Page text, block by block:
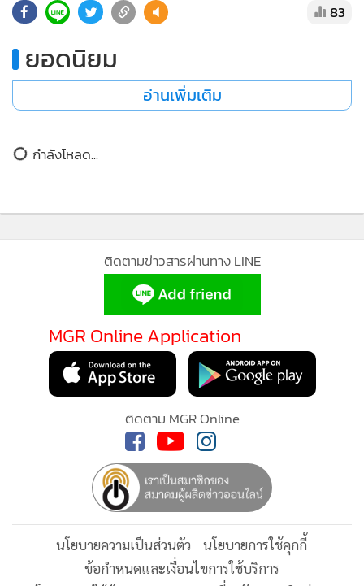
คาร์ด จำกัด กล่าวว่า “ปัจจุบัน ภูเก็ตไม่ได้เป็นเพียงเมืองตาก
การท่องเที่ยวทางทะเล (Maritime Hub) และ Strategic Luxury
นานาชาติแห่งประเทศไทย 2569’ ในครั้งนี้ จึงนับเป็นโอกาสใน
การสื่อสารประชาสัมพันธ์ และการขยายฐานลูกค้ากลุ่ม Ultra
High Net Worth Individuals (UHNWIs) กลุ่มนักธุรกิจและนัก
ลงทุน ตลอดจนเจ้าของซูเปอร์ยอชต์ และผู้ที่หลงใหลในไลฟ์สไตล์
ทางทะเล ซึ่งล้วนเป็นกลุ่มนักท่องเที่ยวคุณภาพที่มีกำลังซื้อสูง “
โดยจุดเป้าหมายหลักที่ต้องการสื่อสาร คือกลุ่มลูกค้าที่มองหา
บ้านหลังที่สองในเมืองชายทะเลระดับโลก รวมถึงผู้ที่มีความ
ประสงค์พำนักระยะยาวในประเทศไทย โดยเฉพาะจังหวัดภูเก็ตที่
มีศักยภาพครอบคลุมทุกมิติ มี Sea Sand Sun อันเป็นจุดเด่น
ดึงดูดชาวต่างชาติเป็นจำนวนมากในแต่ละปี
การมีส่วนร่วมในเวทีระดับนานาชาตินี้ สะท้อนให้เห็นถึง
83
ยอดนิยม
อ่านเพิ่มเติม
ข่าวที่เกี่ยวข้อง
"ไทยแลนด์ พริวิเลจ" ปักหมุดภูเก็ต ใน
งาน TIBS 2026
"Thailand Privilege Card" บุกงาน
WTM 2025 เจาะตลาดยุโรป Luxury
Long-Stay
เมืองไทยประกันชีวิต จับมือ ไทย